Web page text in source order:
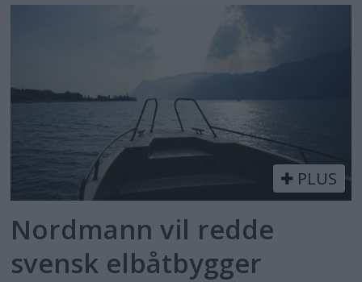
PLUS
Nordmann vil redde
svensk elbåtbygger